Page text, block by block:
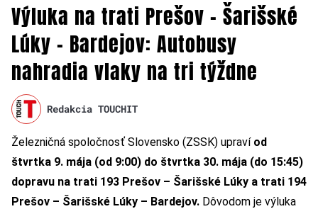
Výluka na trati Prešov – Šarišské
Lúky – Bardejov: Autobusy
nahradia vlaky na tri týždne
Redakcia TOUCHIT
Železničná spoločnosť Slovensko (ZSSK) upraví od
štvrtka 9. mája (od 9:00) do štvrtka 30. mája (do 15:45)
dopravu na trati 193 Prešov – Šarišské Lúky a trati 194
Prešov – Šarišské Lúky – Bardejov. Dôvodom je výluka